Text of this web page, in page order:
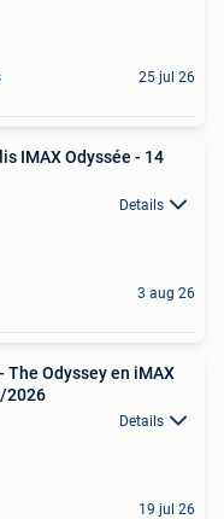
25 jul 26
IMAX Odyssée - 14
Details
3 aug 26
The Odyssey en iMAX
2026
Details
19 jul 26